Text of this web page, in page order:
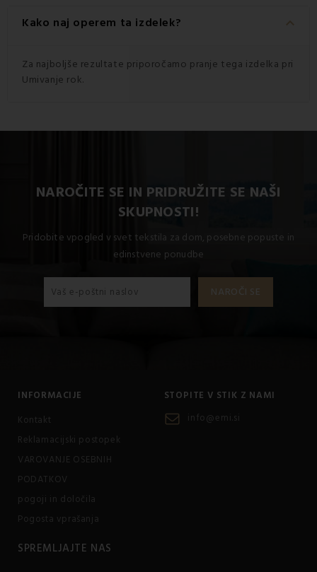
Kako naj operem ta izdelek? keyboard_arrow_down
Za najboljše rezultate priporočamo pranje tega izdelka pri
Umivanje rok.
NAROČITE SE IN PRIDRUŽITE SE NAŠI
SKUPNOSTI!
Pridobite vpogled v svet tekstila za dom, posebne popuste in
edinstvene ponudbe
INFORMACIJE
Kontakt
Reklamacijski postopek
VAROVANJE OSEBNIH
PODATKOV
pogoji in določila
Pogosta vprašanja
STOPITE V STIK Z NAMI
info@emi.si
SPREMLJAJTE NAS